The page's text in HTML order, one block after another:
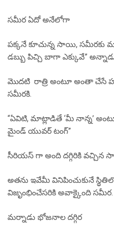
సమీర ఏదో అనేలోగా
పక్కనే కూచున్న సాయి, సమీరకు
డబ్బు పిచ్చి బాగా ఎక్కువే”
మొదటి రాత్రి అంటూ అంతా చేసే
సమీరకి.
“ఏవిటి, మాట్లాడితే ‘మీ నాన్న’
మైండ్ యువర్ టంగ్”
సీరియస్ గా అంది దగ్గిరికి వచ్చిన
అతను ఇవేమీ వినిపించుకునే స్థితిలో
విజృంభించేసరికి అవాక్కైంది సమీర.
మర్నాడు భోజనాల దగ్గిర